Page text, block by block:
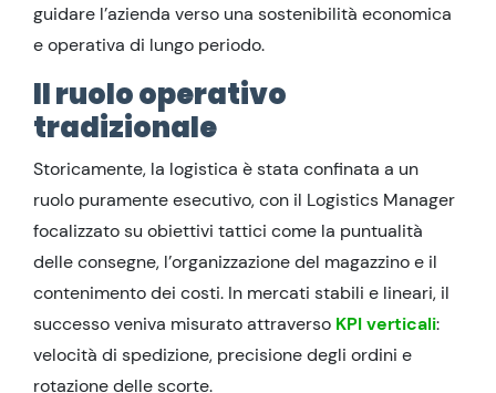
guidare l’azienda verso una sostenibilità economica
e operativa di lungo periodo.
Il ruolo operativo
tradizionale
Storicamente, la logistica è stata confinata a un
ruolo puramente esecutivo, con il Logistics Manager
focalizzato su obiettivi tattici come la puntualità
delle consegne, l’organizzazione del magazzino e il
contenimento dei costi. In mercati stabili e lineari, il
successo veniva misurato attraverso KPI verticali:
velocità di spedizione, precisione degli ordini e
rotazione delle scorte.